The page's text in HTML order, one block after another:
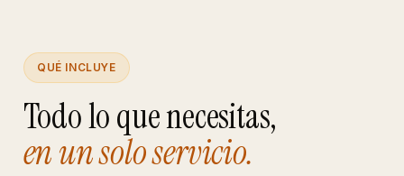
QUÉ INCLUYE
Todo lo que necesitas,
en un solo servicio.